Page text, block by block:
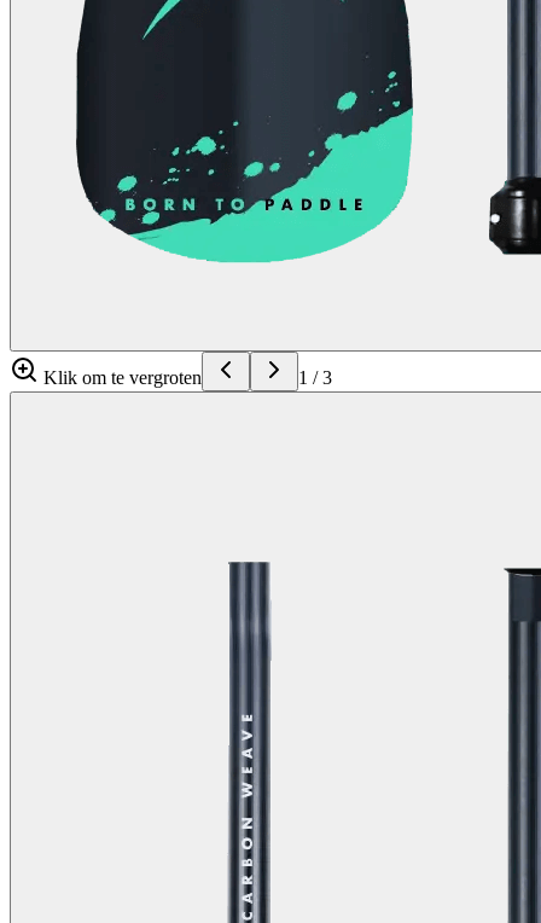
Klik om te vergroten 1 /3